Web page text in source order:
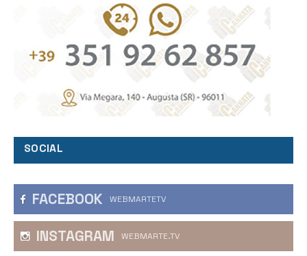
SOCIAL
FACEBOOK WEBMARTETV
INSTAGRAM WEBMARTE.TV